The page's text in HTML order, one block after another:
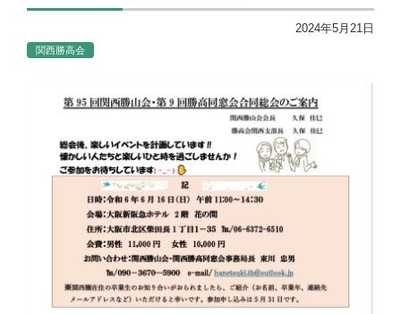
2024年5月21日
関西勝高会